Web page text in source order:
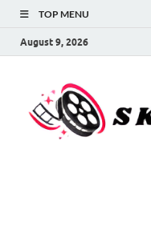
TOP MENU
August 9, 2026